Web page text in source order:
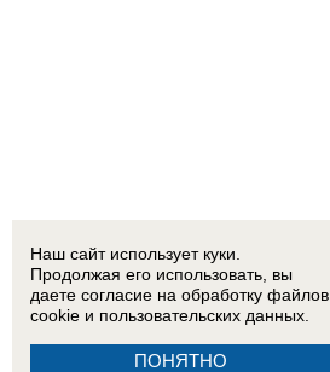
Наш сайт использует куки.
Продолжая его использовать, вы
даете согласие на обработку файлов
cookie и пользовательских данных.
ПОНЯТНО